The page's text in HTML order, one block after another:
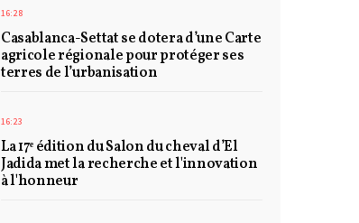
16:28
Casablanca-Settat se dotera d’une Carte
agricole régionale pour protéger ses
terres de l’urbanisation
16:23
La 17ᵉ édition du Salon du cheval d’El
Jadida met la recherche et l'innovation
à l'honneur